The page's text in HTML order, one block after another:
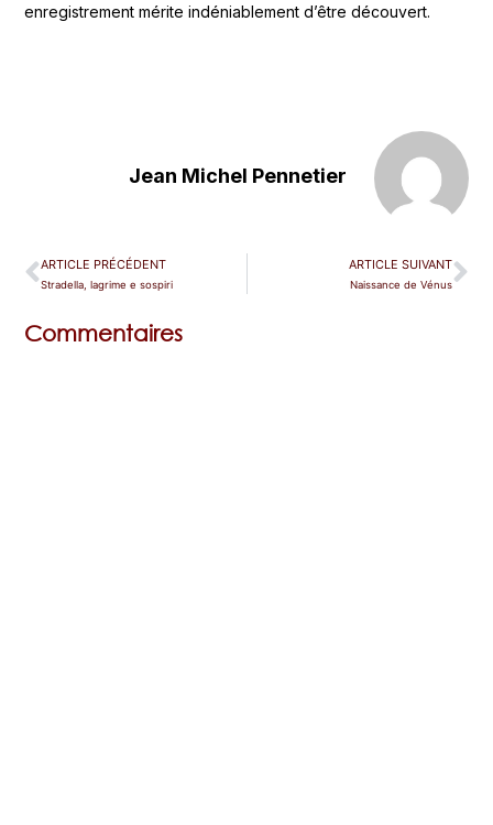
enregistrement mérite indéniablement d’être découvert.
Jean Michel Pennetier
ARTICLE PRÉCÉDENT
Stradella, lagrime e sospiri
ARTICLE SUIVANT
Naissance de Vénus
Commentaires